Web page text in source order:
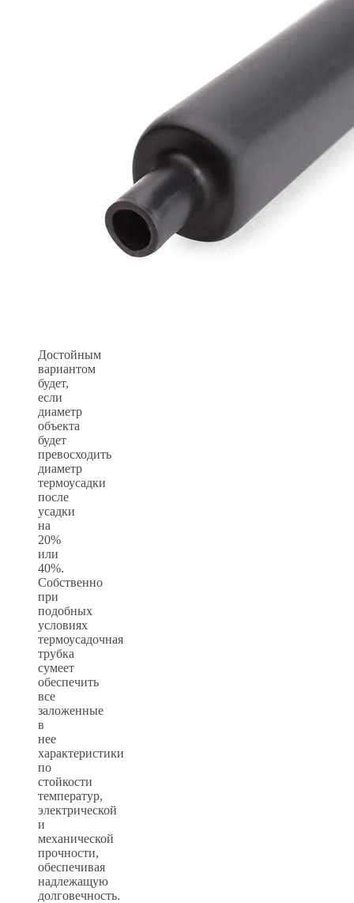
Достойным
вариантом
будет,
если
диаметр
объекта
будет
превосходить
диаметр
термоусадки
после
усадки
на
20%
или
40%.
Собственно
при
подобных
условиях
термоусадочная
трубка
сумеет
обеспечить
все
заложенные
в
нее
характеристики
по
стойкости
температур,
электрической
и
механической
прочности,
обеспечивая
надлежащую
долговечность.